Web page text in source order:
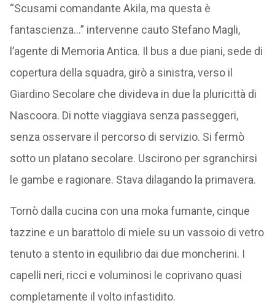
“Scusami comandante Akila, ma questa è
fantascienza…” intervenne cauto Stefano Magli,
l’agente di Memoria Antica. Il bus a due piani, sede di
copertura della squadra, girò a sinistra, verso il
Giardino Secolare che divideva in due la pluricittà di
Nascoora. Di notte viaggiava senza passeggeri,
senza osservare il percorso di servizio. Si fermò
sotto un platano secolare. Uscirono per sgranchirsi
le gambe e ragionare. Stava dilagando la primavera.
Tornò dalla cucina con una moka fumante, cinque
tazzine e un barattolo di miele su un vassoio di vetro
tenuto a stento in equilibrio dai due moncherini. I
capelli neri, ricci e voluminosi le coprivano quasi
completamente il volto infastidito.